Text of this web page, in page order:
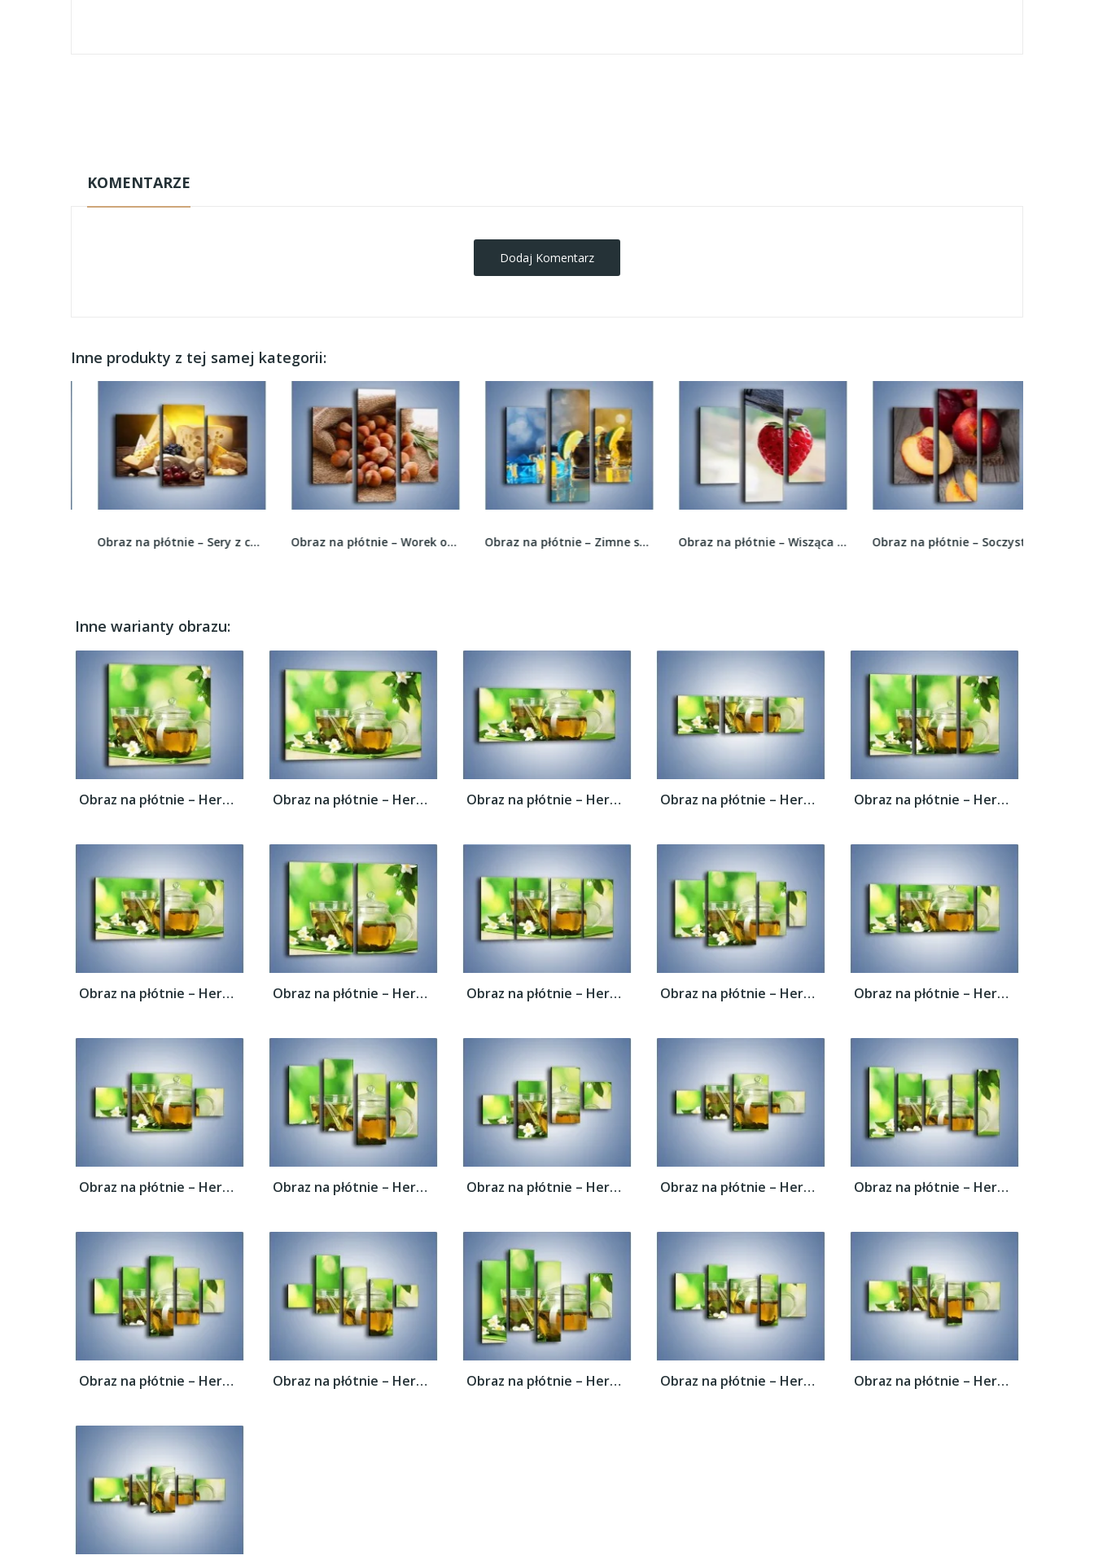
KOMENTARZE
Dodaj Komentarz
Inne produkty z tej samej kategorii:
Obraz na płótnie – Sery z całego świata –... Obraz na płótnie – Worek orzechów laskowych –... Obraz na płótnie – Zimne shoty z limonką –... Obraz na płótnie – Wisząca truskawka –... Obraz na płótnie – Soczyste kawałki brzoskwiń –...
Inne warianty obrazu:
Obraz na płótnie – Herbaciane ukojenie –... Obraz na płótnie – Herbaciane ukojenie –... Obraz na płótnie – Herbaciane ukojenie –... Obraz na płótnie – Herbaciane ukojenie –... Obraz na płótnie – Herbaciane ukojenie –...
Obraz na płótnie – Herbaciane ukojenie –... Obraz na płótnie – Herbaciane ukojenie –... Obraz na płótnie – Herbaciane ukojenie –... Obraz na płótnie – Herbaciane ukojenie –... Obraz na płótnie – Herbaciane ukojenie –...
Obraz na płótnie – Herbaciane ukojenie –... Obraz na płótnie – Herbaciane ukojenie –... Obraz na płótnie – Herbaciane ukojenie –... Obraz na płótnie – Herbaciane ukojenie –... Obraz na płótnie – Herbaciane ukojenie –...
Obraz na płótnie – Herbaciane ukojenie –... Obraz na płótnie – Herbaciane ukojenie –... Obraz na płótnie – Herbaciane ukojenie –... Obraz na płótnie – Herbaciane ukojenie –... Obraz na płótnie – Herbaciane ukojenie –...